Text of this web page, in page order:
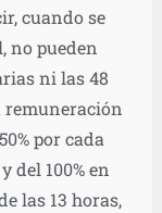
cuando se
no pueden
ni las 48
remuneración
por cada
del 100% en
las 13 horas,